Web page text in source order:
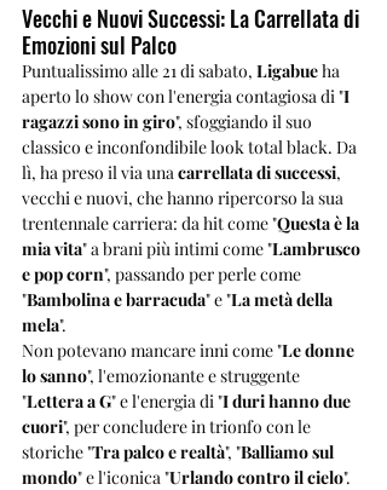
Vecchi e Nuovi Successi: La Carrellata di
Emozioni sul Palco
Puntualissimo alle 21 di sabato, Ligabue ha
aperto lo show con l'energia contagiosa di "I
ragazzi sono in giro", sfoggiando il suo
classico e inconfondibile look total black. Da
lì, ha preso il via una carrellata di successi,
vecchi e nuovi, che hanno ripercorso la sua
trentennale carriera: da hit come "Questa è la
mia vita" a brani più intimi come "Lambrusco
e pop corn", passando per perle come
"Bambolina e barracuda" e "La metà della
mela".
Non potevano mancare inni come "Le donne
lo sanno", l'emozionante e struggente
"Lettera a G" e l'energia di "I duri hanno due
cuori", per concludere in trionfo con le
storiche "Tra palco e realtà", "Balliamo sul
mondo" e l'iconica "Urlando contro il cielo".